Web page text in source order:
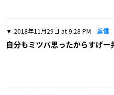
2018年11月29日 at 9:28 PM 返信
自分もミツバ思ったからすげー